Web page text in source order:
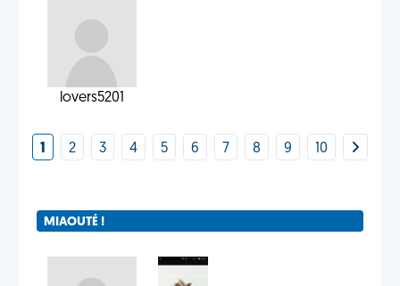
lovers5201
1 2 3 4 5 6 7 8 9 10
MIAOUTÉ !